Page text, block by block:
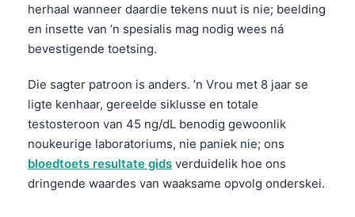
herhaal wanneer daardie tekens nuut is nie; beelding
en insette van ’n spesialis mag nodig wees ná
bevestigende toetsing.
Die sagter patroon is anders. ’n Vrou met 8 jaar se
ligte kenhaar, gereelde siklusse en totale
testosteroon van 45 ng/dL benodig gewoonlik
noukeurige laboratoriums, nie paniek nie; ons
bloedtoets resultate gids verduidelik hoe ons
dringende waardes van waaksame opvolg onderskei.
Español
Português
Ελληνικά
Română
简体中文